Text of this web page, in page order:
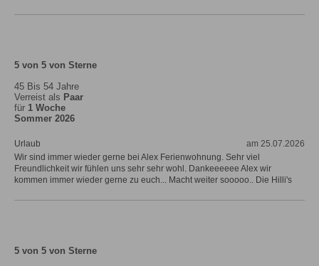
5 von 5 von Sterne
45 Bis 54 Jahre
Verreist als Paar
für 1 Woche
Sommer 2026
am 25.07.2026
Urlaub
Wir sind immer wieder gerne bei Alex Ferienwohnung. Sehr viel
Freundlichkeit wir fühlen uns sehr sehr wohl. Dankeeeeee Alex wir
kommen immer wieder gerne zu euch... Macht weiter sooooo.. Die Hilli's
5 von 5 von Sterne